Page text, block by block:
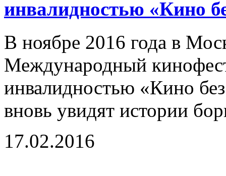
инвалидностью «Кино
В ноябре 2016 года в
Международный
инвалидностью «Кино
вновь увидят истории
17.02.2016